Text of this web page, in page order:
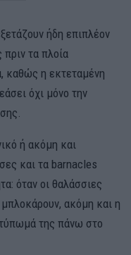
ήδη επιπλέον
τα πλοία
καθώς η εκτεταμένη
όχι μόνο την
ή ακόμη και
και τα barnacles
όταν οι θαλάσσιες
ακόμη και η
της πάνω στο